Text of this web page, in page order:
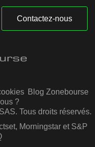
Contactez-nous
Blog Zonebourse
?
Tous droits réservés.
Morningstar et S&P